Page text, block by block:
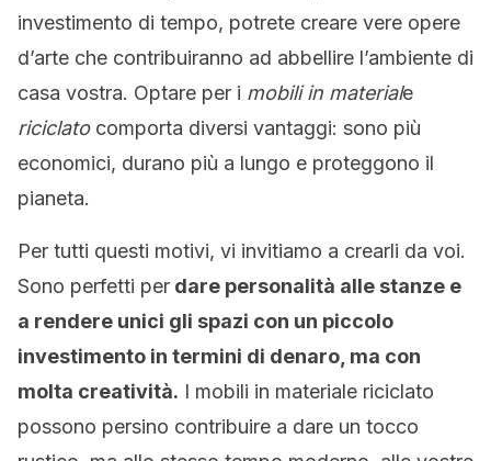
investimento di tempo, potrete creare vere opere
d’arte che contribuiranno ad abbellire l’ambiente di
casa vostra. Optare per i mobili in materiale
riciclatocomporta diversi vantaggi: sono più
economici, durano più a lungo e proteggono il
pianeta.
Per tutti questi motivi, vi invitiamo a crearli da voi.
Sono perfetti per dare personalità alle stanze e
a rendere unici gli spazi con un piccolo
investimento in termini di denaro, ma con
molta creatività. I mobili in materiale riciclato
possono persino contribuire a dare un tocco